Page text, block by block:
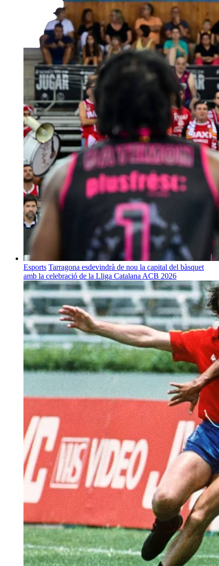
Esports Tarragona esdevindrà de nou la capital del bàsquet
amb la celebració de la Lliga Catalana ACB 2026